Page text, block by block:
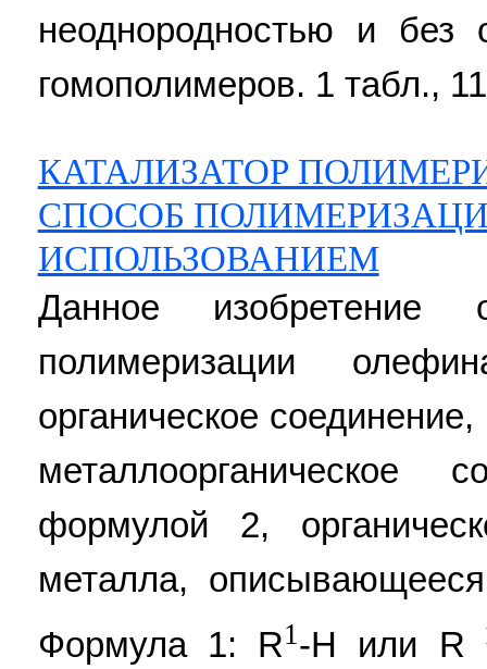
неоднородностью и без
гомополимеров. 1 табл.,
КАТАЛИЗАТОР
СПОСОБ
ИСПОЛЬЗОВАНИЕМ
Данное изобретение
полимеризации
органическое
металлоорганическое
формулой 2,
металла,
Формула 1: R1-H или R